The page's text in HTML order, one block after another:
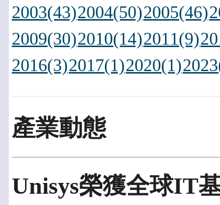
2003(43)2004(50)2005(46)
2009(30)2010(14)2011(9)
2016(3)2017(1)2020(1)
產業動態
Unisys榮獲全球IT